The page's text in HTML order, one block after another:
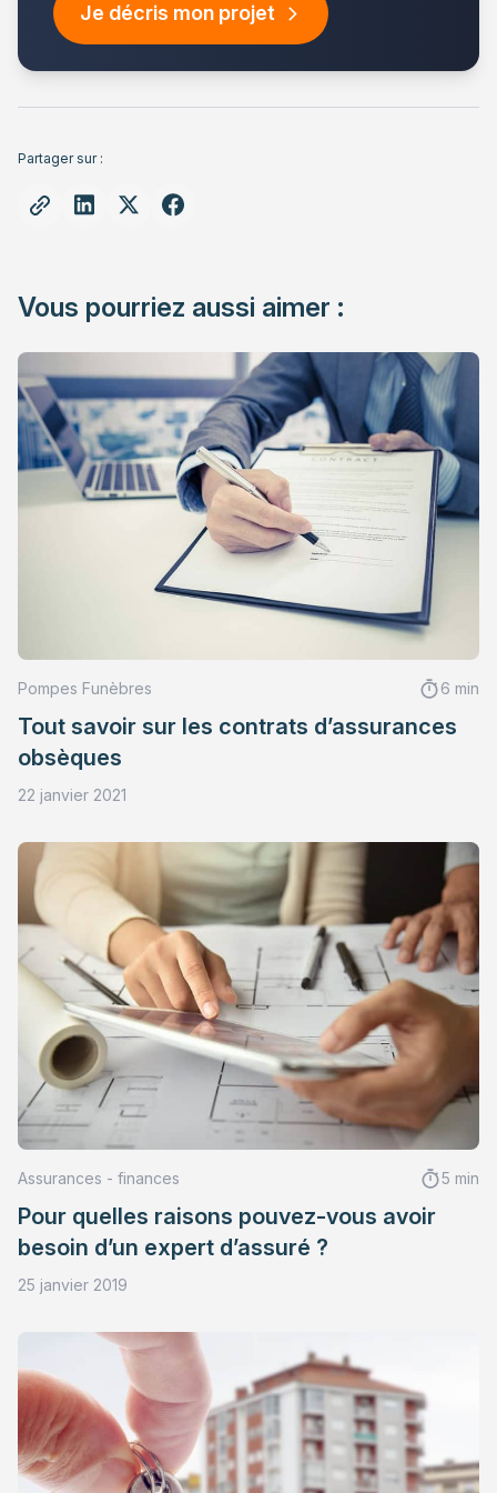
Je décris mon projet
Partager sur :
Vous pourriez aussi aimer :
Pompes Funèbres 6 min
Tout savoir sur les contrats d’assurances
obsèques
22 janvier 2021
Assurances - finances 5 min
Pour quelles raisons pouvez-vous avoir
besoin d’un expert d’assuré ?
25 janvier 2019